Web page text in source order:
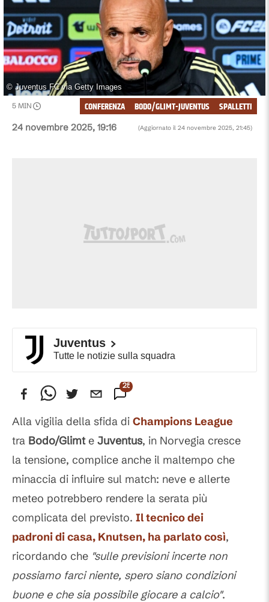
© Juventus FC via Getty Images
24 novembre 2025, 19:16 (Aggiornato il 24 novembre 2025, 21:45)
5 MIN SPALLETTI
BODO/GLIMT-JUVENTUS
CONFERENZA
Juventus
Tutte le notizie sulla squadra
256
Alla vigilia della sfida di Champions League
tra Bodo/Glimte Juventus, in Norvegia cresce
la tensione, complice anche il maltempo che
minaccia di influire sul match: neve e allerte
meteo potrebbero rendere la serata più
complicata del previsto. Il tecnico dei
padroni di casa, Knutsen, ha parlato così,
ricordando che "sulle previsioni incerte non
possiamo farci niente, spero siano condizioni
buone e che sia possibile giocare a calcio".